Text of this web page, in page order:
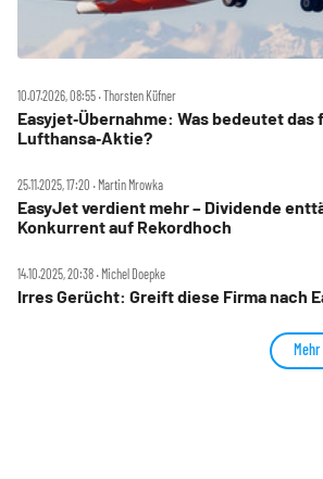
10.07.2026, 08:55 ‧ Thorsten Küfner
Easyjet‑Übernahme: Was bedeutet das
Lufthansa‑Aktie?
25.11.2025, 17:20 ‧ Martin Mrowka
EasyJet verdient mehr – Dividende
Konkurrent auf Rekordhoch
14.10.2025, 20:38 ‧ Michel Doepke
Irres Gerücht: Greift diese Firma nach